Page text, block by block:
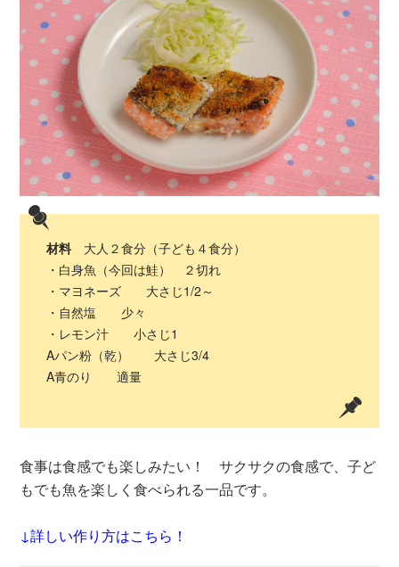
材料 大人２食分（子ども４食分）
・白身魚（今回は鮭） ２切れ
・マヨネーズ 大さじ1/2～
・自然塩 少々
・レモン汁 小さじ1
Aパン粉（乾） 大さじ3/4
A青のり 適量
食事は食感でも楽しみたい！ サクサクの食感で、子ど
もでも魚を楽しく食べられる一品です。
↓詳しい作り方はこちら！